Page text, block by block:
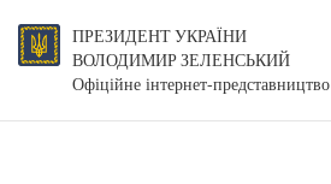
ПРЕЗИДЕНТ УКРАЇНИ
ВОЛОДИМИР ЗЕЛЕНСЬКИЙ
Офіційне інтернет-представництво